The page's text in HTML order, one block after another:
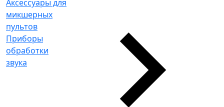
Аксессуары для
микшерных
пультов
Приборы
обработки
звука